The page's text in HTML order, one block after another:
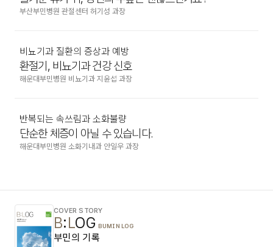
부산부민병원 관절센터 허기성 과장
비뇨기과 질환의 증상과 예방
환절기, 비뇨기과 건강 신호
해운대부민병원 비뇨기과 지윤섭 과장
반복되는 속쓰림과 소화불량
단순한 체증이 아닐 수 있습니다.
해운대부민병원 소화기내과 안일우 과장
COVER STORY
B:LOG BUMIN LOG
부민의 기록